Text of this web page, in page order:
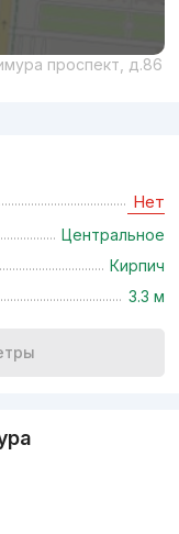
проспект, д.86
Нет
Центральное
Кирпич
3.3 м